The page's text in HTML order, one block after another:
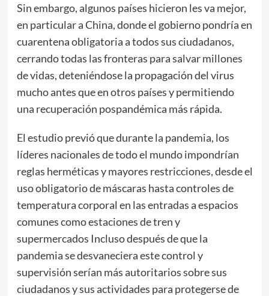
Sin embargo, algunos países hicieron les va mejor,
en particular a China, donde el gobierno pondría en
cuarentena obligatoria a todos sus ciudadanos,
cerrando todas las fronteras para salvar millones
de vidas, deteniéndose la propagación del virus
mucho antes que en otros países y permitiendo
una recuperación pospandémica más rápida.
El estudio previó que durante la pandemia, los
líderes nacionales de todo el mundo impondrían
reglas herméticas y mayores restricciones, desde el
uso obligatorio de máscaras hasta controles de
temperatura corporal en las entradas a espacios
comunes como estaciones de tren y
supermercados Incluso después de que la
pandemia se desvaneciera este control y
supervisión serían más autoritarios sobre sus
ciudadanos y sus actividades para protegerse de